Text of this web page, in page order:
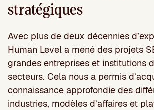
stratégiques
Avec plus de deux décennies
Human Level a mené des projets
grandes entreprises et institutions
secteurs. Cela nous a permis
connaissance approfondie des
industries, modèles d’affaires et